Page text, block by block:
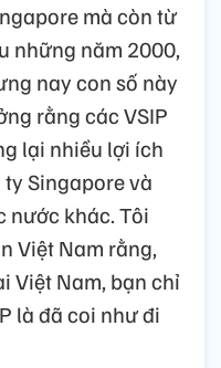
mà còn từ
những năm 2000,
nay con số này
rằng các VSIP
lại nhiều lợi ích
Singapore và
nước khác. Tôi
Việt Nam rằng,
Việt Nam, bạn chỉ
là đã coi như đi